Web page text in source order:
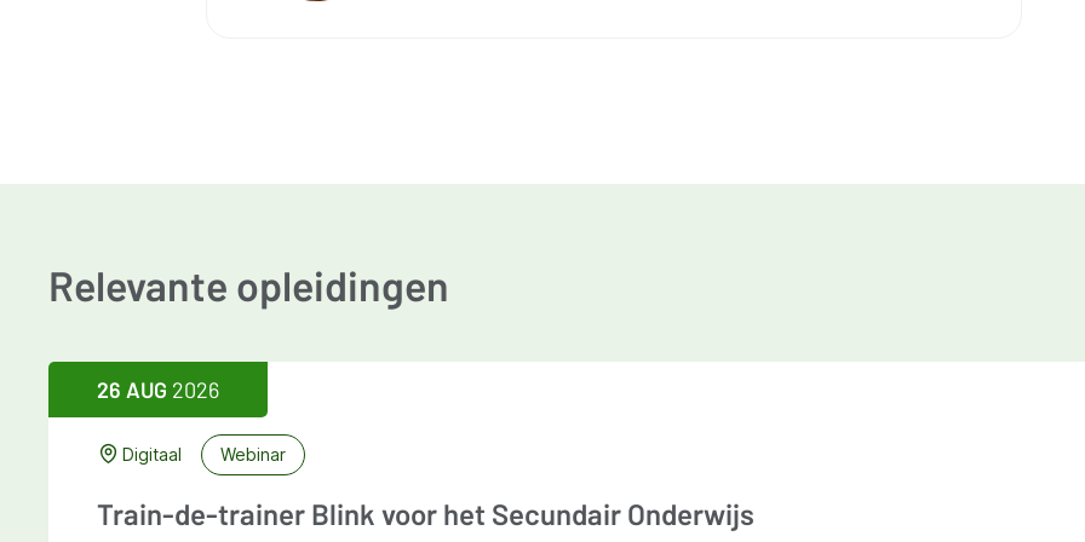
Relevante opleidingen
26 AUG 2026
Digitaal Webinar
Train-de-trainer Blink voor het Secundair Onderwijs